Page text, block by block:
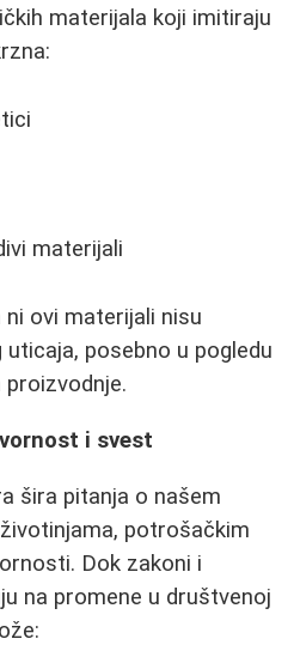
materijala koji imitiraju
materijali
ovi materijali nisu
posebno u pogledu
i svest
šira pitanja o našem
potrošačkim
Dok zakoni i
na promene u društvenoj